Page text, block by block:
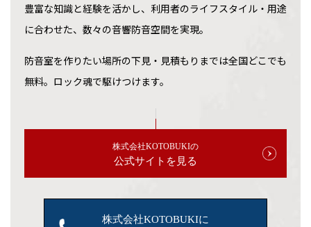
豊富な知識と経験を活かし、利用者のライフスタイル・用途
に合わせた、数々の音響防音空間を実現。
防音室を作りたい場所の下見・見積もりまでは全国どこでも
無料。ロック魂で駆けつけます。
株式会社KOTOBUKIの
公式サイトを見る
株式会社KOTOBUKIに